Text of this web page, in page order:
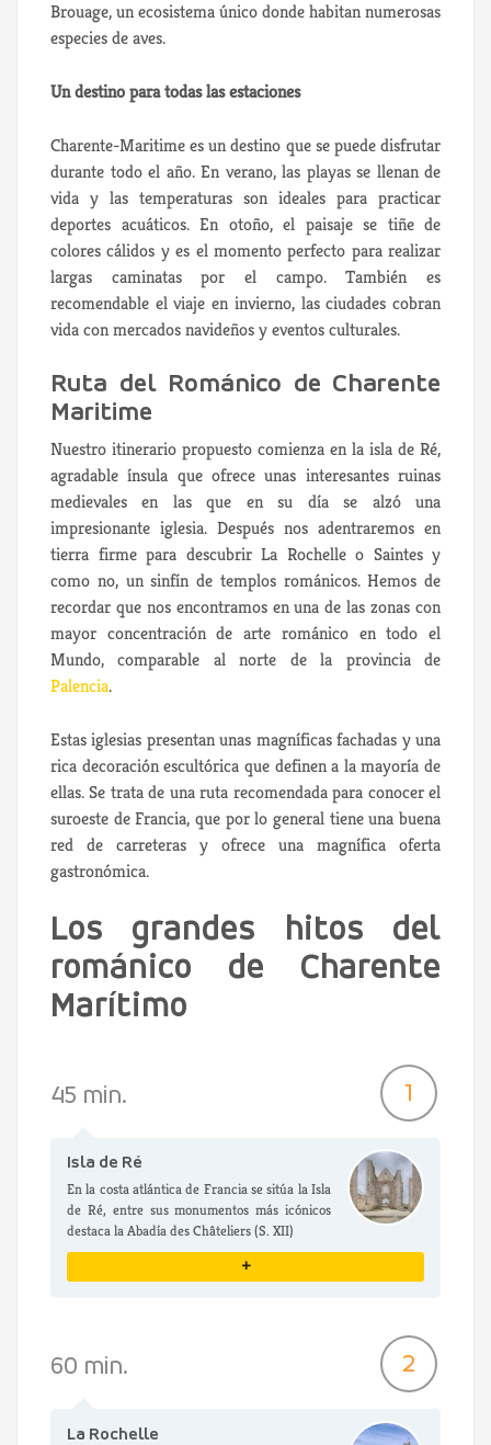
Brouage, un ecosistema único donde habitan numerosas
especies de aves.
Un destino para todas las estaciones
Charente-Maritime es un destino que se puede disfrutar
durante todo el año. En verano, las playas se llenan de
vida y las temperaturas son ideales para practicar
deportes acuáticos. En otoño, el paisaje se tiñe de
colores cálidos y es el momento perfecto para realizar
largas caminatas por el campo. También es
recomendable el viaje en invierno, las ciudades cobran
vida con mercados navideños y eventos culturales.
Ruta del Románico de Charente
Maritime
Nuestro itinerario propuesto comienza en la isla de Ré,
agradable ínsula que ofrece unas interesantes ruinas
medievales en las que en su día se alzó una
impresionante iglesia. Después nos adentraremos en
tierra firme para descubrir La Rochelle o Saintes y
como no, un sinfín de templos románicos. Hemos de
recordar que nos encontramos en una de las zonas con
mayor concentración de arte románico en todo el
Mundo, comparable al norte de la provincia de
Palencia.
Estas iglesias presentan unas magníficas fachadas y una
rica decoración escultórica que definen a la mayoría de
ellas. Se trata de una ruta recomendada para conocer el
suroeste de Francia, que por lo general tiene una buena
red de carreteras y ofrece una magnífica oferta
gastronómica.
Los grandes hitos del
románico de Charente
Marítimo
45 min. 1
Isla de Ré
En la costa atlántica de Francia se sitúa la Isla
de Ré, entre sus monumentos más icónicos
destaca la Abadía des Châteliers (S. XII)
+
60 min. 2
La Rochelle